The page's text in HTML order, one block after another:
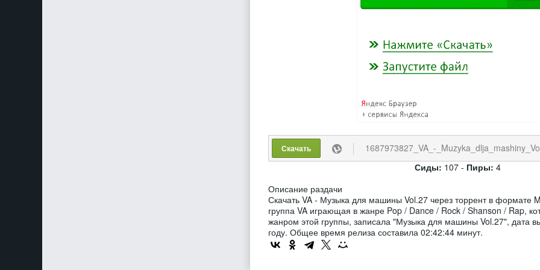
Скачать 1687973827_VA_-
Сиды: 107 - Пиры: 4
Описание раздачи
Скачать VA - Музыка для машины Vol.27 через торрент в формате
группа VA играющая в жанре Pop / Dance / Rock / Shanson / Rap,
жанром этой группы, записала "Музыка для машины Vol.27", дата
году. Общее время релиза составила 02:42:44 минут.